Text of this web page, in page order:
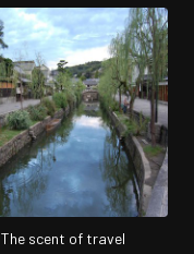
The scent of travel